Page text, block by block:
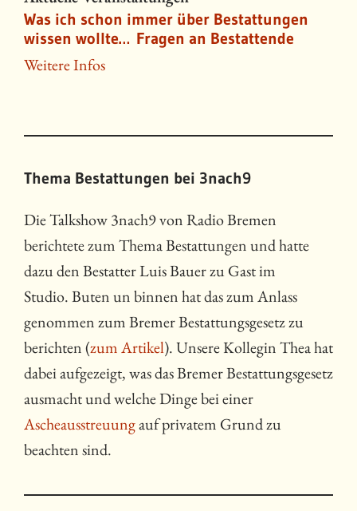
Was ich schon immer über Bestattungen
wissen wollte… Fragen an Bestattende
Weitere Infos
Thema Bestattungen bei 3nach9
Die Talkshow 3nach9 von Radio Bremen
berichtete zum Thema Bestattungen und hatte
dazu den Bestatter Luis Bauer zu Gast im
Studio. Buten un binnen hat das zum Anlass
genommen zum Bremer Bestattungsgesetz zu
berichten (zum Artikel). Unsere Kollegin Thea hat
dabei aufgezeigt, was das Bremer Bestattungsgesetz
ausmacht und welche Dinge bei einer
Ascheausstreuungauf privatem Grund zu
beachten sind.